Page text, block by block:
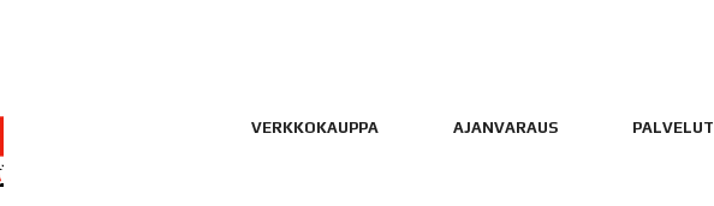
VERKKOKAUPPA AJANVARAUS PALVELUT